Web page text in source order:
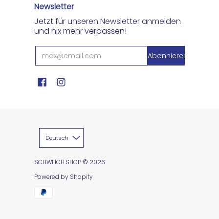
Newsletter
Jetzt für unseren Newsletter anmelden
und nix mehr verpassen!
Deutsch
SCHWEICH.SHOP © 2026
Powered by Shopify